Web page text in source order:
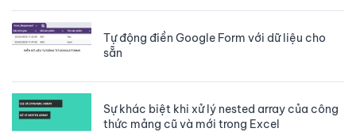
Tự động điền Google Form với dữ liệu cho
sẵn
Sự khác biệt khi xử lý nested array của công
thức mảng cũ và mới trong Excel